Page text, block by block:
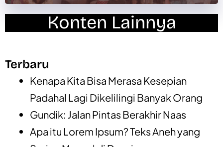
Konten Lainnya
Terbaru
Kenapa Kita Bisa Merasa Kesepian
Padahal Lagi Dikelilingi Banyak Orang
Gundik: Jalan Pintas Berakhir Naas
Apa itu Lorem Ipsum? Teks Aneh yang